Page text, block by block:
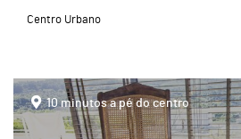
Centro Urbano
page
10 minutos a pé do centro